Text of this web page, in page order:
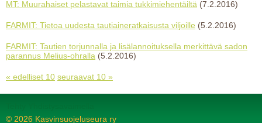
MT: Muurahaiset pelastavat taimia tukkimiehentäiltä (7.2.2016)
FARMIT: Tietoa uudesta tautiaineratkaisusta viljoille (5.2.2016)
FARMIT: Tautien torjunnalla ja lisälannoituksella merkittävä sadon
parannus Melius-ohralla (5.2.2016)
« edelliset 10 seuraavat 10 »
© 2026 Kasvinsuojeluseura ry